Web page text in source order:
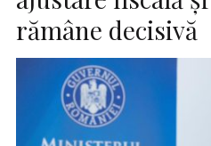
rămâne decisivă